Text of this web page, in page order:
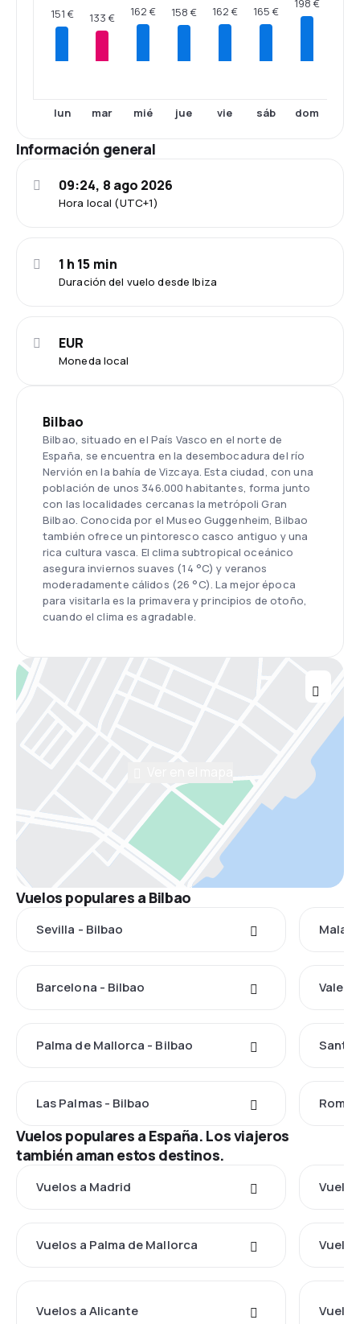
151 €
lun
133 €
mar
162 €
mié
158 €
jue
162 €
vie
165 €
sáb
198 €
dom
Información general
Hora local (UTC+1)
09:24, 8 ago 2026
Duración del vuelo desde Ibiza
1 h 15 min
Moneda local
EUR
Bilbao
Bilbao, situado en el País Vasco en el norte de
España, se encuentra en la desembocadura del río
Nervión en la bahía de Vizcaya. Esta ciudad, con una
población de unos 346.000 habitantes, forma junto
con las localidades cercanas la metrópoli Gran
Bilbao. Conocida por el Museo Guggenheim, Bilbao
también ofrece un pintoresco casco antiguo y una
rica cultura vasca. El clima subtropical oceánico
asegura inviernos suaves (14 °C) y veranos
moderadamente cálidos (26 °C). La mejor época
para visitarla es la primavera y principios de otoño,
cuando el clima es agradable.
Vuelos populares a Bilbao
Sevilla - Bilbao
Barcelona - Bilbao
Palma de Mallorca - Bilbao
Las Palmas - Bilbao Roma
Vuelos populares a España. Los viajeros
también aman estos destinos.
Vuelos a Madrid
Vuelos a Palma de Mallorca
Vuelos a Alicante